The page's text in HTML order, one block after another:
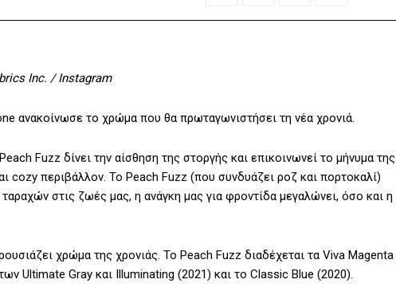
Inc. / Instagram
ανακοίνωσε το χρώμα που θα πρωταγωνιστήσει τη νέα χρονιά.
Fuzz δίνει την αίσθηση της στοργής και επικοινωνεί το μήνυμα της
cozy περιβάλλον. Το Peach Fuzz (που συνδυάζει ροζ και πορτοκαλί)
στις ζωές μας, η ανάγκη μας για φροντίδα μεγαλώνει, όσο και η
χρώμα της χρονιάς. Το Peach Fuzz διαδέχεται τα Viva Magenta
Ultimate Gray και Illuminating (2021) και το Classic Blue (2020).